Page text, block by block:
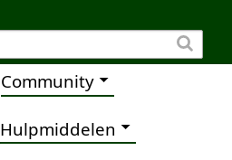
Community
Hulpmiddelen